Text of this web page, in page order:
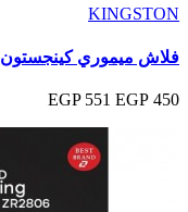
KINGSTON
فلاش ميموري كينجستون exodia 64 جيجا
450 EGP
551 EGP